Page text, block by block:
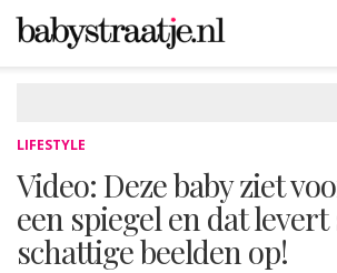
LIFESTYLE
Video: Deze baby ziet
een spiegel en dat
schattige beelden op!